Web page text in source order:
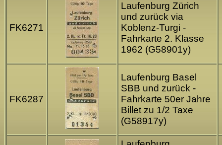
FK6271
Laufenburg Zürich
und zurück via
Koblenz-Turgi -
Fahrkarte 2. Klasse
1962 (G58901y)
FK6287
Laufenburg Basel
SBB und zurück -
Fahrkarte 50er Jahre
Billet zu 1/2 Taxe
(G58917y)